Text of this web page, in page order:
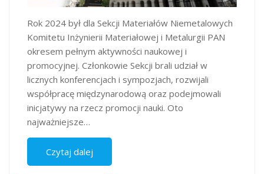
Rok 2024 był dla Sekcji Materiałów Niemetalowych
Komitetu Inżynierii Materiałowej i Metalurgii PAN
okresem pełnym aktywności naukowej i
promocyjnej. Członkowie Sekcji brali udział w
licznych konferencjach i sympozjach, rozwijali
współpracę międzynarodową oraz podejmowali
inicjatywy na rzecz promocji nauki. Oto
najważniejsze…
Czytaj dalej